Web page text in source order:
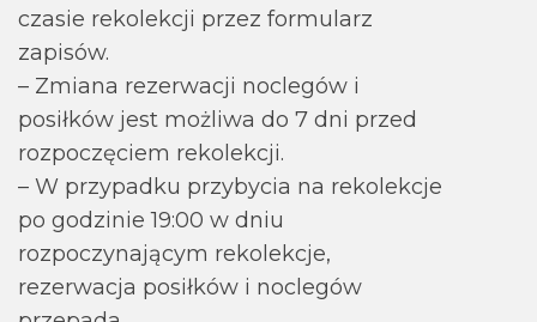
czasie rekolekcji przez formularz
zapisów.
– Zmiana rezerwacji noclegów i
posiłków jest możliwa do 7 dni przed
rozpoczęciem rekolekcji.
– W przypadku przybycia na rekolekcje
po godzinie 19:00 w dniu
rozpoczynającym rekolekcje,
rezerwacja posiłków i noclegów